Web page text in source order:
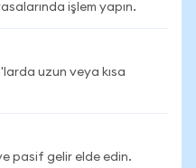
işlem yapın.
uzun veya kısa
pasif gelir elde edin.